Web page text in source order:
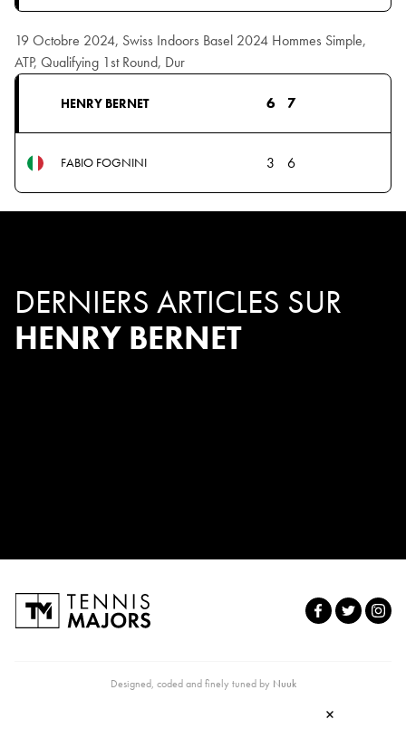
19 Octobre 2024, Swiss Indoors Basel 2024 Hommes Simple,
ATP, Qualifying 1st Round, Dur
HENRY BERNET 6 7
FABIO FOGNINI 3 6
DERNIERS ARTICLES SUR
HENRY BERNET
Designed, coded and finely tuned by Nuuk
×